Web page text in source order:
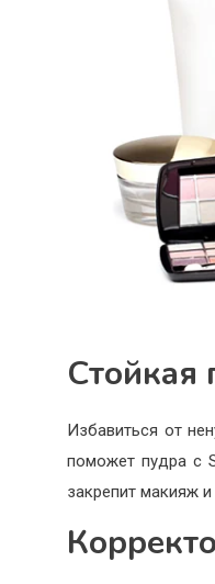
Стойкая
Избавиться от
поможет пудра с
закрепит макияж